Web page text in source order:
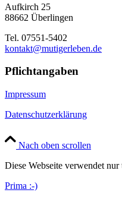
Aufkirch 25
88662 Überlingen
Tel. 07551-5402
kontakt@mutigerleben.de
Pflichtangaben
Impressum
Datenschutzerklärung
Nach oben scrollen
Diese Webseite verwendet nur
Prima :-)